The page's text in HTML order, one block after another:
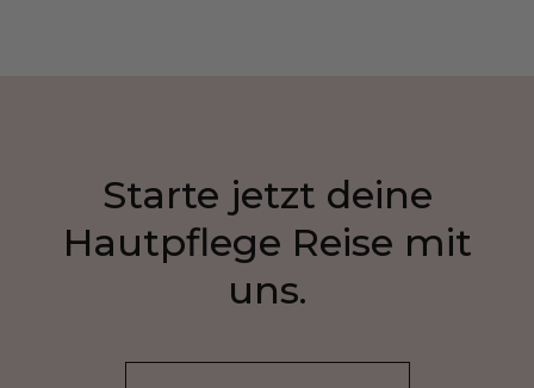
Starte jetzt deine
Hautpflege Reise mit
uns.